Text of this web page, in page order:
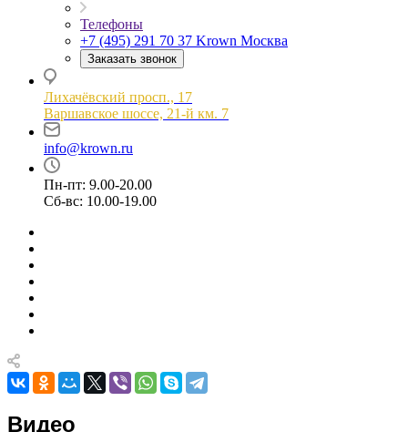
Телефоны
+7 (495) 291 70 37 Krown Москва
Заказать звонок
Лихачёвский просп., 17
Варшавское шоссе, 21-й км. 7
info@krown.ru
Пн-пт: 9.00-20.00
Сб-вс: 10.00-19.00
Видео